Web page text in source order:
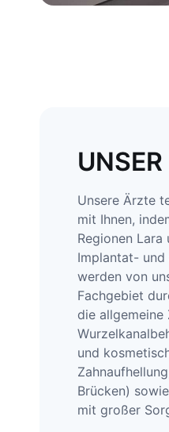
Unsere Ärzte
mit Ihnen,
Regionen
Implantat- und
werden von
Fachgebiet
die allgemeine
und
Brücken)
mit großer